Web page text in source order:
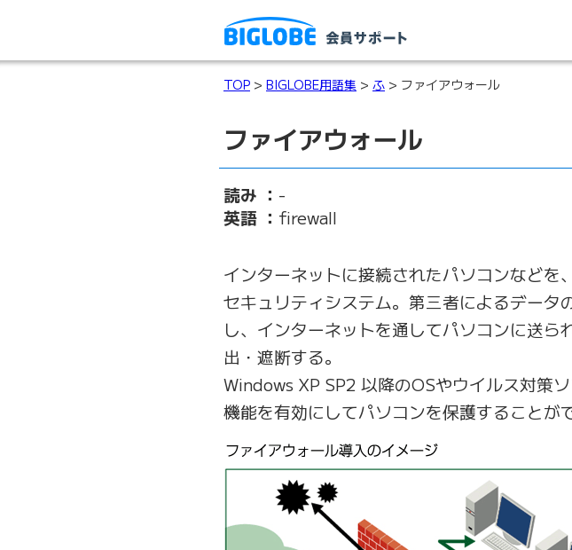
TOP > BIGLOBE用語集 > ふ > ファイアウォール
ファイアウォール
読み ： -
英語 ： firewall
インターネットに接続されたパソコンなど
セキュリティシステム。第三者によるデータ
し、インターネットを通してパソコンに送
出・遮断する。
Windows XP SP2 以降のOSやウイルス対策
機能を有効にしてパソコンを保護することが